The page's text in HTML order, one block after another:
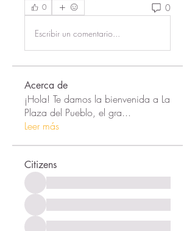
0 0
Escribir un comentario...
Acerca de
¡Hola! Te damos la bienvenida a La
Plaza del Pueblo, el gra...
Leer más
Citizens